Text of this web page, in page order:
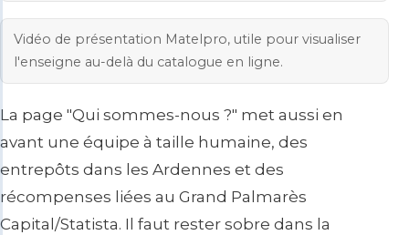
Vidéo de présentation Matelpro, utile pour visualiser
l'enseigne au-delà du catalogue en ligne.
La page "Qui sommes-nous ?" met aussi en
avant une équipe à taille humaine, des
entrepôts dans les Ardennes et des
récompenses liées au Grand Palmarès
Capital/Statista. Il faut rester sobre dans la